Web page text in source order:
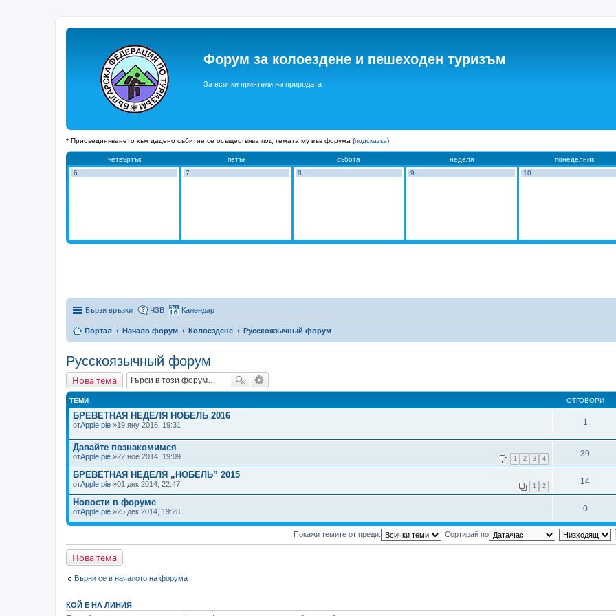
Форум за колоездене и пешеходен туризъм
За всички приятели на природата
* Присъединяването към дадено събитие се осъществява под темата му във форума (подсказка)
четвъртък петък събота неделя понеделник
6.
7. 8. 9. 10.
Бързи връзки ЧЗВ Календар
Портал Начало форум Колоездене Русскоязычный форум
Русскоязычный форум
Нова тема
ТЕМИ ОТГОВОРИ
БРЕВЕТНАЯ НЕДЕЛЯ НОБЕЛЬ 2016
отApple pie »19 яну 2016, 19:31 1
Давайте познакомимся
1 2 3 4
отApple pie »22 ное 2014, 19:09 39
БРЕВЕТНАЯ НЕДЕЛЯ „НОБЕЛЬ” 2015
1 2
отApple pie »01 дек 2014, 22:47 14
Новости в форуме
отApple pie »25 дек 2014, 19:28 0
Покажи темите от преди: Сортирай по
Нова тема
Върни се в началото на форума
КОЙ Е НА ЛИНИЯ